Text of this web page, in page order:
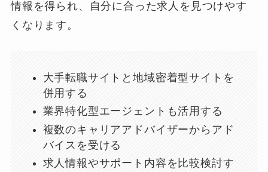
情報を得られ、自分に合った求人を見つけやす
くなります。
大手転職サイトと地域密着型サイトを
併用する
業界特化型エージェントも活用する
複数のキャリアアドバイザーからアド
バイスを受ける
求人情報やサポート内容を比較検討す